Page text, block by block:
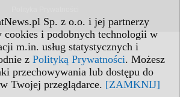
Sp. z o.o. i jej partnerzy
i podobnych technologii w
m.in. usług statystycznych i
z Polityką Prywatności. Możesz
przechowywania lub dostępu do
Twojej przeglądarce. [ZAMKNIJ]